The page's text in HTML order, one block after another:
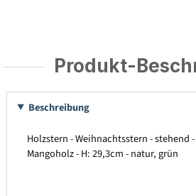
Produkt-
Beschreibung
Holzstern - Weihnachtsstern - stehend
Mangoholz - H: 29,3cm - natur, grün